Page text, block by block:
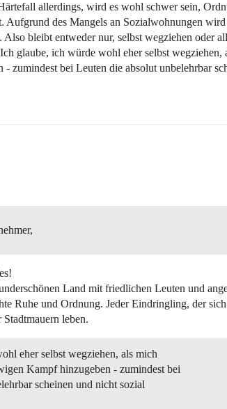
allerdings, wird es wohl schwer sein,
Aufgrund des Mangels an Sozialwohnungen
bleibt entweder nur, selbst wegziehen oder
glaube, ich würde wohl eher selbst
zumindest bei Leuten die absolut unbelehrbar
Land mit friedlichen Leuten und
Ruhe und Ordnung. Jeder Eindringling, der
leben.
eher selbst wegziehen, als mich
Kampf hinzugeben - zumindest bei
scheinen und nicht sozial